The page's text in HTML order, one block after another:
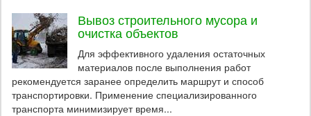
Вывоз строительного мусора и
очистка объектов
Для эффективного удаления остаточных
материалов после выполнения работ
рекомендуется заранее определить маршрут и способ
транспортировки. Применение специализированного
транспорта минимизирует время...